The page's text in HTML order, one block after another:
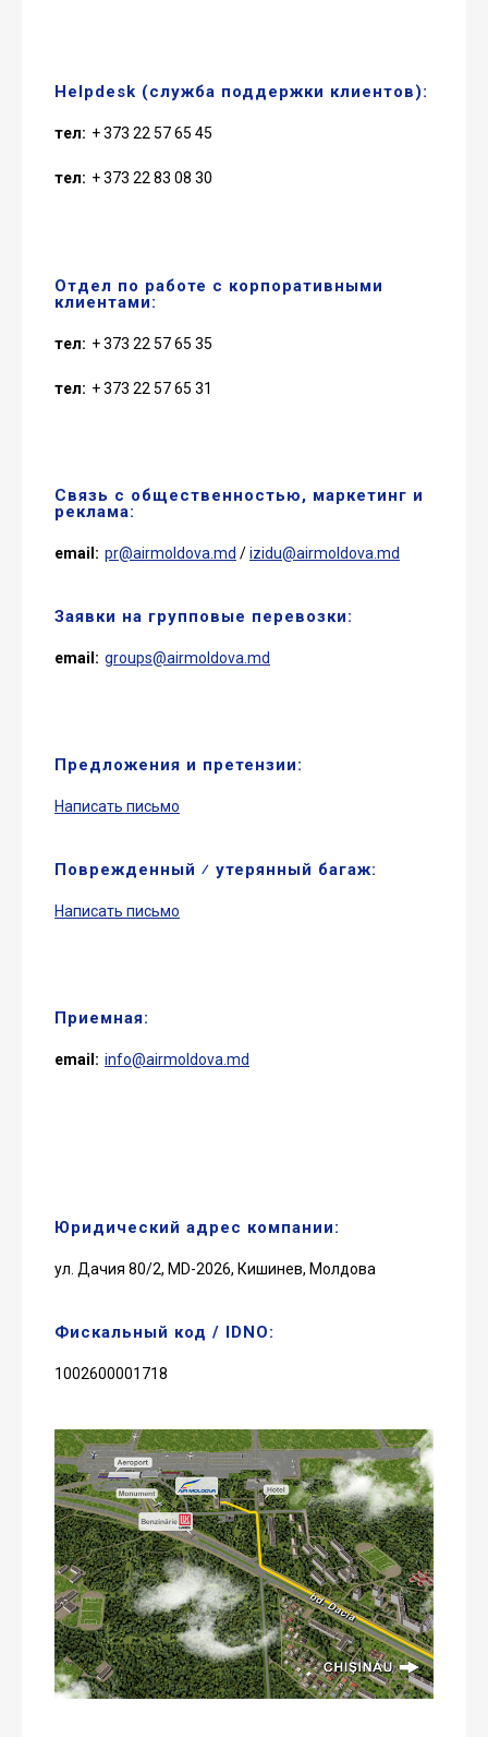
Helpdesk (служба поддержки клиентов):
тел: + 373 22 57 65 45
тел: + 373 22 83 08 30
Отдел по работе с корпоративными
клиентами:
тел: + 373 22 57 65 35
тел: + 373 22 57 65 31
Связь с общественностью, маркетинг и
реклама:
email: pr@airmoldova.md /izidu@airmoldova.md
Заявки на групповые перевозки:
email: groups@airmoldova.md
Предложения и претензии:
Написать письмо
Поврежденный ⁄ утерянный багаж:
Написать письмо
Приемная:
email: info@airmoldova.md
Юридический адрес компании:
ул. Дачия 80/2, MD-2026, Кишинев, Молдова
Фискальный код / IDNO:
1002600001718